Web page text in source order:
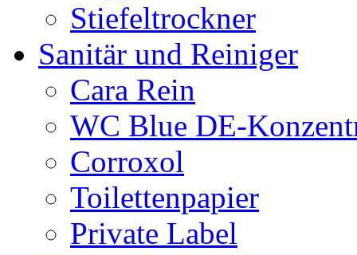
Stiefeltrockner
Sanitär und Reiniger
Cara Rein
WC Blue DE-
Corroxol
Toilettenpapier
Private Label